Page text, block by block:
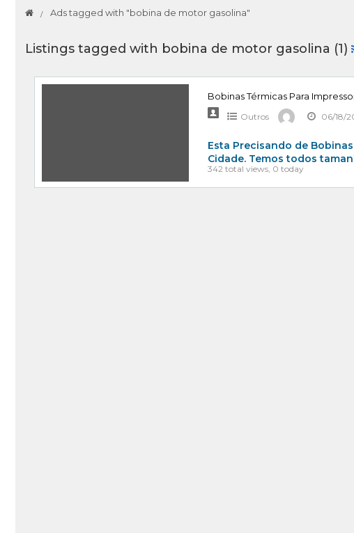
Ads tagged with "bobina de motor gasolina"
Listings tagged with bobina de motor gasolina (1)
Bobinas Térmicas Para
Outros 06/18/
Esta Precisando de
Cidade. Temos todos
342 total views, 0 today